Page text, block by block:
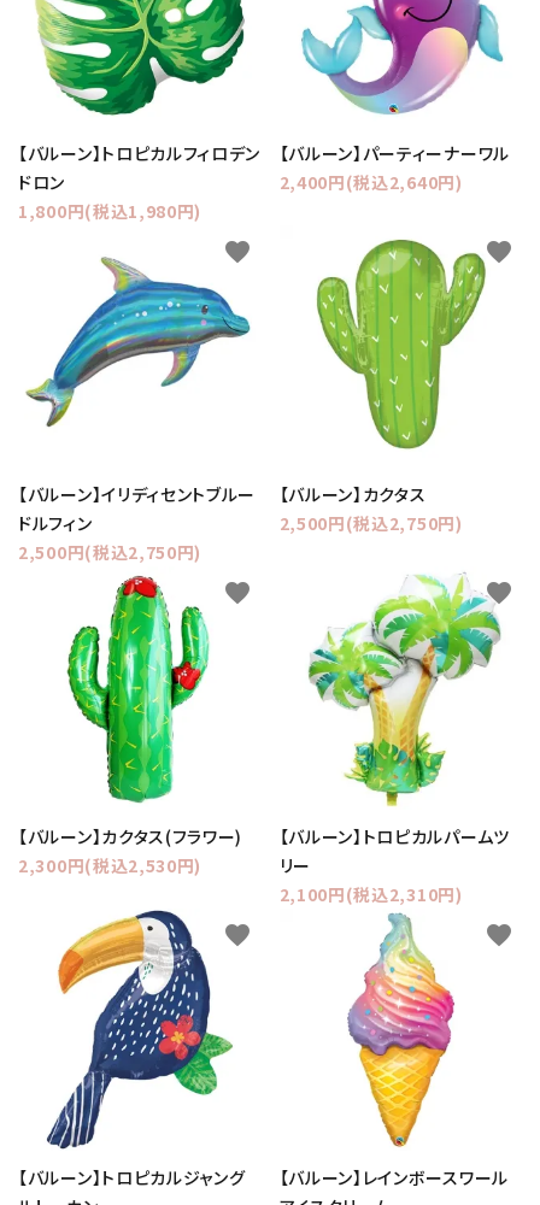
【バルーン】トロピカルフィロデン
ドロン
1,800円(税込1,980円)
【バルーン】パーティーナーワル
2,400円(税込2,640円)
【バルーン】イリディセントブルー
ドルフィン
2,500円(税込2,750円)
favorite
【バルーン】カクタス
2,500円(税込2,750円)
favorite
【バルーン】カクタス(フラワー)
2,300円(税込2,530円)
favorite
【バルーン】トロピカルパームツ
リー
2,100円(税込2,310円)
favorite
【バルーン】トロピカルジャング
favorite
【バルーン】レインボースワール
favorite